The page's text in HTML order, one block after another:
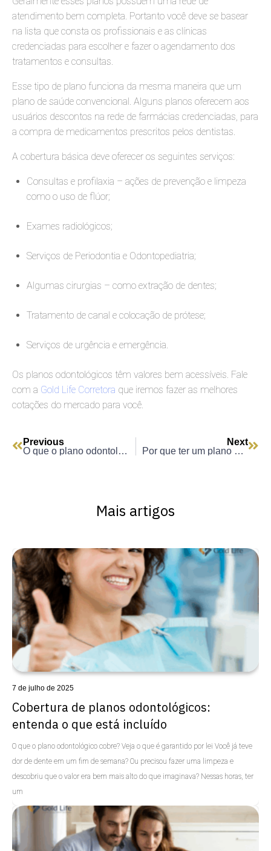
atendimento bem completa. Portanto você deve se basear
na lista que consta os profissionais e as clínicas
credenciadas para escolher e fazer o agendamento dos
tratamentos e consultas.
Esse tipo de plano funciona da mesma maneira que um
plano de saúde convencional. Alguns planos oferecem aos
usuários descontos na rede de farmácias credenciadas, para
a compra de medicamentos prescritos pelos dentistas.
A cobertura básica deve oferecer os seguintes serviços:
Consultas e profilaxia – ações de prevenção e limpeza
como o uso de flúor;
Exames radiológicos;
Serviços de Periodontia e Odontopediatria;
Algumas cirurgias – como extração de dentes;
Tratamento de canal e colocação de prótese;
Serviços de urgência e emergência.
Os planos odontológicos têm valores bem acessíveis. Fale
com a Gold Life Corretora que iremos fazer as melhores
cotações do mercado para você.
Previous
O que o plano odontológico cobre?
Next
Por que ter um plano odontológico?
Mais artigos
Cobertura de planos odontológicos:
entenda o que está incluído
O que o plano odontológico cobre? Veja o que é garantido por lei Você já teve
dor de dente em um fim de semana? Ou precisou fazer uma limpeza e
descobriu que o valor era bem mais alto do que imaginava? Nessas horas, ter
um
7 de julho de 2025